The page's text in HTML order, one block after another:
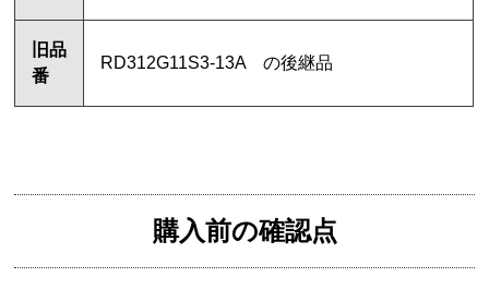
旧品
番
RD312G11S3-13A の後継品
購入前の確認点